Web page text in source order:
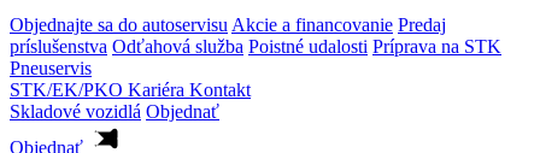
Objednajte sa do autoservisu Akcie a financovanie Predaj
príslušenstva Odťahová služba Poistné udalosti Príprava na STK
Pneuservis
STK/EK/PKO Kariéra Kontakt
Skladové vozidlá Objednať
Objednať